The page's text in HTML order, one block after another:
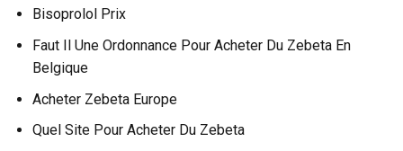
Bisoprolol Prix
Faut Il Une Ordonnance Pour Acheter Du Zebeta En
Belgique
Acheter Zebeta Europe
Quel Site Pour Acheter Du Zebeta